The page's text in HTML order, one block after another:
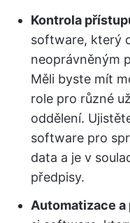
Kontrola
software, který
neoprávněným
Měli byste mít
role pro různé
oddělení.
software pro
data a je v
předpisy.
Automatizace